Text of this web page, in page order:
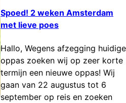
Spoed! 2 weken Amsterdam
met lieve poes
Hallo, Wegens afzegging huidige
oppas zoeken wij op zeer korte
termijn een nieuwe oppas! Wij
gaan van 22 augustus tot 6
september op reis en zoeken